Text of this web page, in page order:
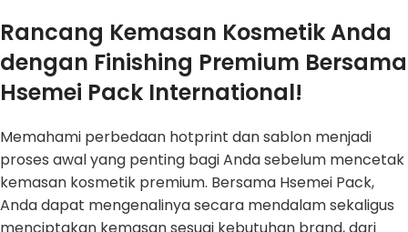
Rancang Kemasan Kosmetik Anda
dengan Finishing Premium Bersama
Hsemei Pack International!
Memahami perbedaan hotprint dan sablon menjadi
proses awal yang penting bagi Anda sebelum mencetak
kemasan kosmetik premium. Bersama Hsemei Pack,
Anda dapat mengenalinya secara mendalam sekaligus